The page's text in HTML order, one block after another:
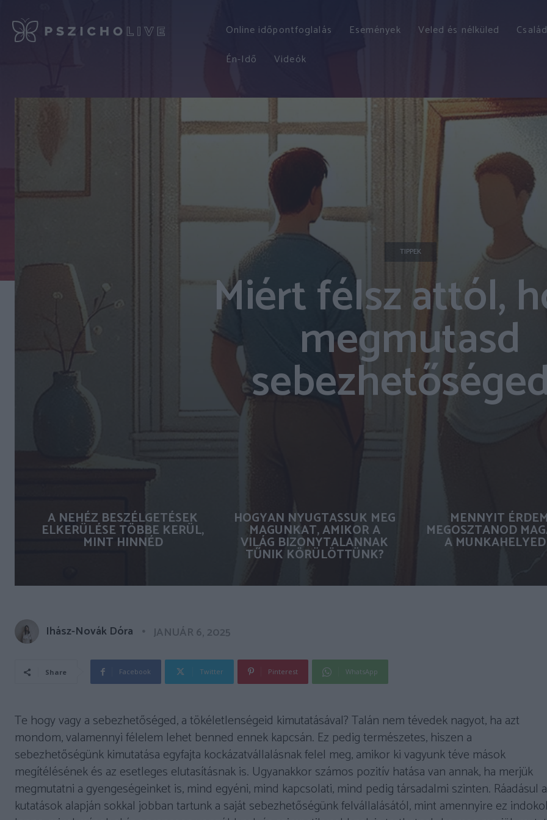
Online időpontfoglalás Események Veled és nélküled
Én-Idő
Videók
TIPPEK
Miért félsz attól,
megmutasd
A NEHÉZ BESZÉLGETÉSEK
ELKERÜLÉSE TÖBBE KERÜL,
MINT HINNÉD
HOGYAN NYUGTASSUK MEG
MAGUNKAT, AMIKOR A
VILÁG BIZONYTALANNAK
TŰNIK KÖRÜLÖTTÜNK?
MENNYIT
MEGOSZTANOD
A
Ihász-Novák Dóra JANUÁR 6, 2025
Share Facebook Twitter Pinterest WhatsApp
Te hogy vagy a sebezhetőséged, a tökéletlenségeid kimutatásával? Talán nem tévedek nagyot, ha azt
mondom, valamennyi félelem lehet benned ennek kapcsán. Ez pedig természetes, hiszen a
sebezhetőségünk kimutatása egyfajta kockázatvállalásnak felel meg, amikor ki vagyunk téve mások
megítélésének és az esetleges elutasításnak is. Ugyanakkor számos pozitív hatása van annak, ha merjük
megmutatni a gyengeségeinket is, mind egyéni, mind kapcsolati, mind pedig társadalmi szinten. Ráadásul a
kutatások alapján sokkal jobban tartunk a saját sebezhetőségünk felvállalásától, mint amennyire ez